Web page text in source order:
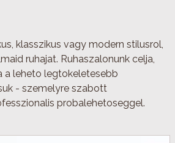
klasszikus vagy modern stilusrol,
ruhajat. Ruhaszalonunk celja,
a leheto legtokeletesebb
- szemelyre szabott
probalehetoseggel.